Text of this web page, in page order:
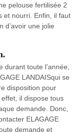
pelouse fertilisée 2
et nourri. Enfin, il faut
d’avoir une jolie
toute l’année,
LANDAISqui se
disposition pour
il dispose tous
demande. Donc,
ELAGAGE
demande et